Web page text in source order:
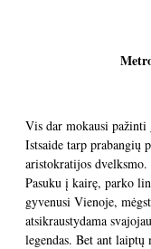
Vis dar mokausi pažinti
Istsaide tarp prabangių
aristokratijos
Pasuku į kairę, parko
gyvenusi Vienoje,
atsikraustydama
legendas. Bet ant